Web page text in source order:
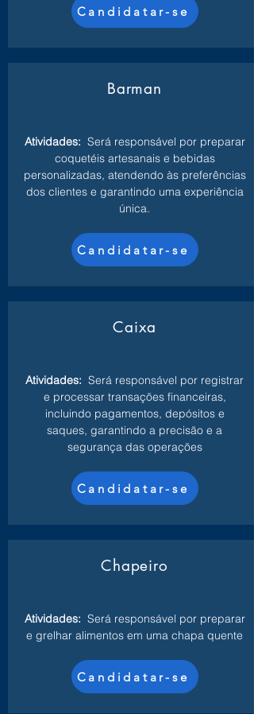
Candidatar-se
Barman
Atividades: Será responsável por preparar
coquetéis artesanais e bebidas
personalizadas, atendendo às preferências
dos clientes e garantindo uma experiência
única.
Candidatar-se
Caixa
Atividades: Será responsável por registrar
e processar transações financeiras,
incluindo pagamentos, depósitos e
saques, garantindo a precisão e a
segurança das operações
Candidatar-se
Chapeiro
Atividades: Será responsável por preparar
e grelhar alimentos em uma chapa quente
Candidatar-se